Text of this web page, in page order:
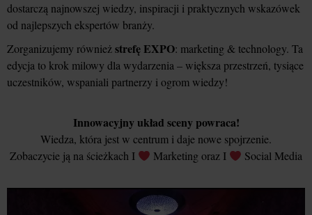
dostarczą najnowszej wiedzy, inspiracji i praktycznych wskazówek
od najlepszych ekspertów branży.
Zorganizujemy równieżstrefę EXPO: marketing & technology. Ta
edycja to krok milowy dla wydarzenia – większa przestrzeń, tysiące
uczestników, wspaniali partnerzy i ogrom wiedzy!
Innowacyjny układ sceny powraca!
Wiedza, która jest w centrum i daje nowe spojrzenie.
Zobaczycie ją na ścieżkach I
Marketing oraz I Social Media